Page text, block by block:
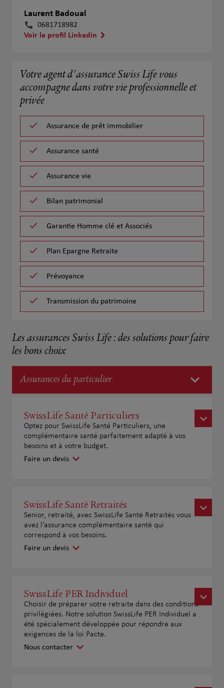
Laurent Badoual
0681718982
Voir le profil Linkedin
Votre agent d'assurance Swiss Life vous
accompagne dans votre vie professionnelle et
privée
Assurance de prêt immobilier
Assurance santé
Assurance vie
Bilan patrimonial
Garantie Homme clé et Associés
Plan Epargne Retraite
Prévoyance
Transmission du patrimoine
Les assurances Swiss Life : des solutions pour faire
les bons choix
Assurances du particulier
SwissLife Santé Particuliers
Optez pour SwissLife Santé Particuliers, une
complémentaire santé parfaitement adapté à vos
besoins et à votre budget.
Faire un devis
SwissLife Santé Retraités
Senior, retraité, avec SwissLife Santé Retraités vous
avez l'assurance complémentaire santé qui
correspond à vos besoins.
Faire un devis
SwissLife PER Individuel
Choisir de préparer votre retraite dans des conditions
privilégiées. Notre solution SwissLife PER Individuel a
été spécialement développée pour répondre aux
exigences de la loi Pacte.
Nous contacter